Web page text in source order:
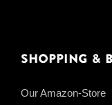
Shopping &
Our Amazon-Store